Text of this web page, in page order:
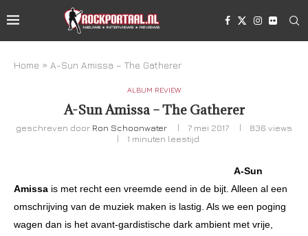
Home » A-Sun Amissa – The Gatherer
ALBUM REVIEW
A-Sun Amissa – The Gatherer
geschreven door Ron Schoonwater 7 mei 2017 836 views
1 minuten leestijd
A-Sun
Amissa is met recht een vreemde eend in de bijt. Alleen al een
omschrijving van de muziek maken is lastig. Als we een poging
wagen dan is het avant-gardistische dark ambient met vrije,